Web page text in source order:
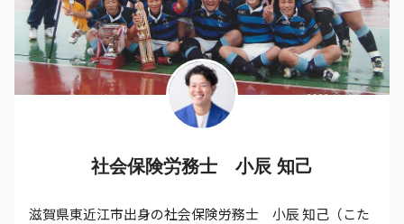
社会保険労務士 小辰 知己
滋賀県東近江市出身の社会保険労務士 小辰 知己（こた